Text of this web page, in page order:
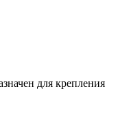
для крепления